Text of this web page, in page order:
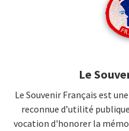
Le
Le Souvenir Français est
reconnue d’utilité
vocation d'honorer la